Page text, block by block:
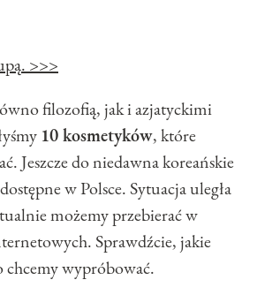
>>>
filozofią, jak i azjatyckimi
10 kosmetyków, które
Jeszcze do niedawna koreańskie
w Polsce. Sytuacja uległa
możemy przebierać w
Sprawdźcie, jakie
wypróbować.